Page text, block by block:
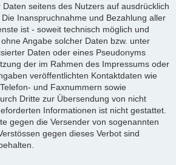
Daten seitens des Nutzers auf ausdrücklich
Inanspruchnahme und Bezahlung aller
ist - soweit technisch möglich und
Angabe solcher Daten bzw. unter
Daten oder eines Pseudonyms
der im Rahmen des Impressums oder
veröffentlichten Kontaktdaten wie
und Faxnummern sowie
Dritte zur Übersendung von nicht
Informationen ist nicht gestattet.
gegen die Versender von sogenannten
gegen dieses Verbot sind